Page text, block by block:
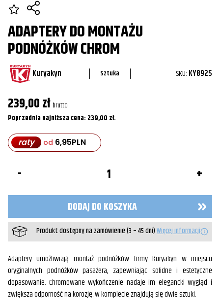
ADAPTERY DO MONTAŻU
PODNÓŻKÓW CHROM
Kuryakyn Sztuka SKU: KY8925
239,00zł brutto
Poprzednia najniższa cena: 239,00 zł.
raty od 6,95PLN
podnóżków
DODAJ DO KOSZYKA
Produkt dostępny na zamówienie (3 – 45 dni)Więcej informacji
Adaptery umożliwiają montaż podnóżków firmy Kuryakyn w miejscu
oryginalnych podnóżków pasażera, zapewniając solidne i estetyczne
dopasowanie. Chromowane wykończenie nadaje im elegancki wygląd i
zwiększa odporność na korozję. W komplecie znajdują się dwie sztuki.